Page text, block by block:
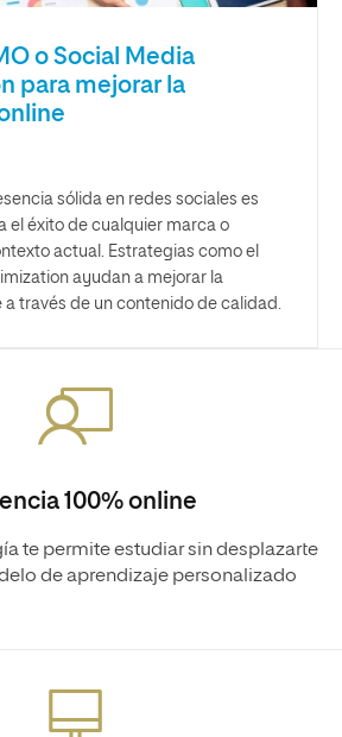
o Social Media
para mejorar la
sólida en redes sociales es
el éxito de cualquier marca o
actual. Estrategias como el
ayudan a mejorar la
través de un contenido de calidad.
100% online
te permite estudiar sin desplazarte
de aprendizaje personalizado